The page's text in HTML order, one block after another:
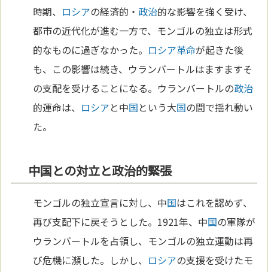
時期、 ロシアの経済的・ 政治的な影響を強く受け、
都市の近代化が進む一方で、モンゴルの独立は形式
的なものに過ぎなかった。 ロシア革命が起きた後
も、この影響は続き、ウランバートルはますますそ
の支配を受けることになる。ウランバートルの政治
的運命は、 ロシアと中国という大国の間で揺れ動い
た。
中国との対立と政治的緊張
モンゴルの独立宣言に対し、中国はこれを認めず、
再び支配下に戻そうとした。1921年、中国の軍隊が
ウランバートルを占領し、モンゴルの独立運動は再
び危機に瀕した。しかし、 ロシアの支援を受けたモ